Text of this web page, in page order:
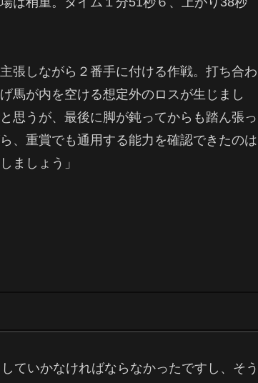
張しながら２番手に付ける作戦。打ち合わ
馬が内を空ける想定外のロスが生じまし
思うが、最後に脚が鈍ってからも踏ん張っ
、重賞でも通用する能力を確認できたのは
ましょう」
ていかなければならなかったですし、そう